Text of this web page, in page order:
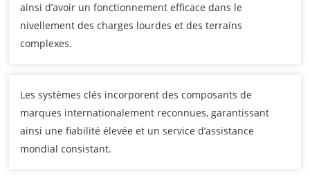
ainsi d’avoir un fonctionnement efficace dans le
nivellement des charges lourdes et des terrains
complexes.
Les systèmes clés incorporent des composants de
marques internationalement reconnues, garantissant
ainsi une fiabilité élevée et un service d’assistance
mondial consistant.